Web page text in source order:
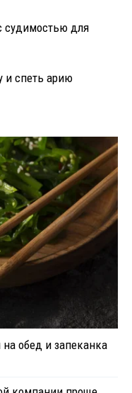
судимостью для
и спеть арию
обед и запеканка